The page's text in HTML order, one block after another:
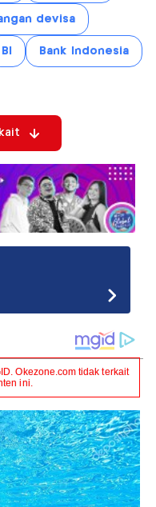
devisa
BI Bank Indonesia